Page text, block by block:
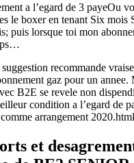
a l’egard de 3 payeOu
le boxer en tenant Six mois
puis lorsque toi mon
recommande
gaz pour un
B2E se revele non
condition a l’egard de
arrangement 2020.html
et